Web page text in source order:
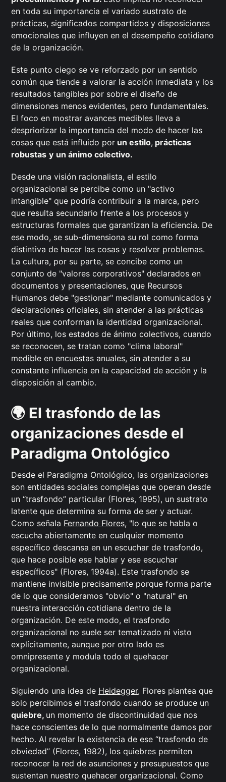
en toda su importancia el variado sustrato de
prácticas, significados compartidos y disposiciones
emocionales que influyen en el desempeño cotidiano
de la organización.
Este punto ciego se ve reforzado por un sentido
común que tiende a valorar la acción inmediata y los
resultados tangibles por sobre el diseño de
dimensiones menos evidentes, pero fundamentales.
El foco en mostrar avances medibles lleva a
despriorizar la importancia del modo de hacer las
cosas que está influido por un estilo, prácticas
robustas y un ánimo colectivo.
Desde una visión racionalista, el estilo
organizacional se percibe como un "activo
intangible" que podría contribuir a la marca, pero
que resulta secundario frente a los procesos y
estructuras formales que garantizan la eficiencia. De
ese modo, se sub-dimensiona su rol como forma
distintiva de hacer las cosas y resolver problemas.
La cultura, por su parte, se concibe como un
conjunto de "valores corporativos" declarados en
documentos y presentaciones, que Recursos
Humanos debe "gestionar" mediante comunicados y
declaraciones oficiales, sin atender a las prácticas
reales que conforman la identidad organizacional.
Por último, los estados de ánimo colectivos, cuando
se reconocen, se tratan como "clima laboral"
medible en encuestas anuales, sin atender a su
constante influencia en la capacidad de acción y la
disposición al cambio.
🌍 El trasfondo de las
organizaciones desde el
Paradigma Ontológico
Desde el Paradigma Ontológico, las organizaciones
son entidades sociales complejas que operan desde
un “trasfondo” particular (Flores, 1995), un sustrato
latente que determina su forma de ser y actuar.
Como señala Fernando Flores, "lo que se habla o
escucha abiertamente en cualquier momento
específico descansa en un escuchar de trasfondo,
que hace posible ese hablar y ese escuchar
específicos" (Flores, 1994a). Este trasfondo se
mantiene invisible precisamente porque forma parte
de lo que consideramos "obvio" o "natural" en
nuestra interacción cotidiana dentro de la
organización. De este modo, el trasfondo
organizacional no suele ser tematizado ni visto
explícitamente, aunque por otro lado es
omnipresente y modula todo el quehacer
organizacional.
Siguiendo una idea de Heidegger, Flores plantea que
solo percibimos el trasfondo cuando se produce un
quiebre, un momento de discontinuidad que nos
hace conscientes de lo que normalmente damos por
hecho. Al revelar la existencia de ese “trasfondo de
obviedad” (Flores, 1982), los quiebres permiten
reconocer la red de asunciones y presupuestos que
sustentan nuestro quehacer organizacional. Como